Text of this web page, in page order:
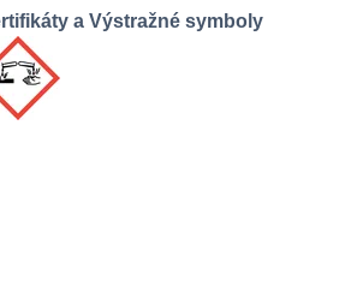
a Výstražné symboly